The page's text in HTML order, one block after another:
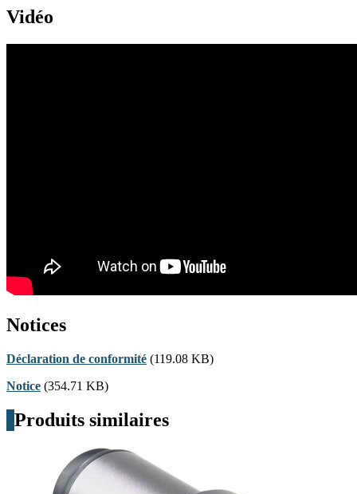
Vidéo
Notices
Déclaration de conformité (119.08 KB)
Notice (354.71 KB)
Produits similaires